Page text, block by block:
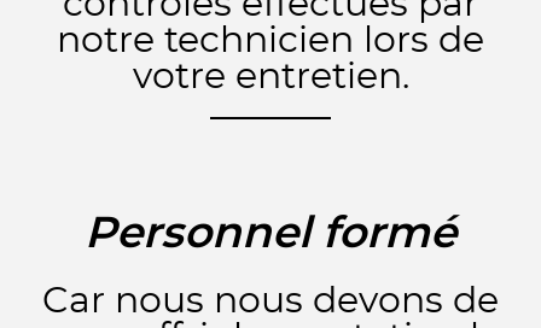
notre technicien lors de
votre entretien.
Personnel formé
Car nous nous devons de